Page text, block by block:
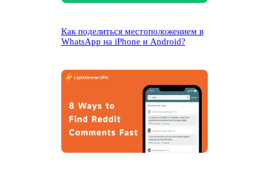
Как поделиться местоположением в
WhatsApp на iPhone и Android?